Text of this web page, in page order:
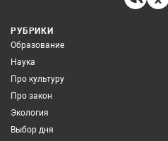
РУБРИКИ
Образование
Наука
Про культуру
Про закон
Экология
Выбор дня